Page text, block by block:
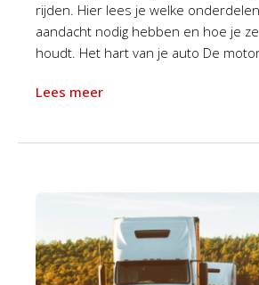
rijden. Hier lees je welke
aandacht nodig hebben en hoe je
houdt. Het hart van je auto De
Lees meer